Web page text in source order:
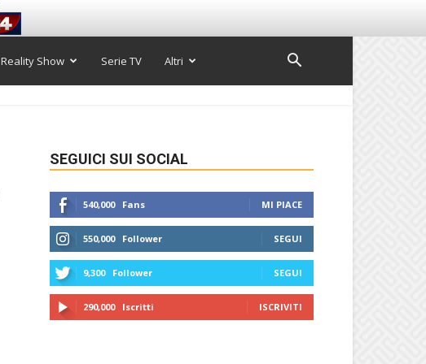
Reality Show Serie TV Altri
SEGUICI SUI SOCIAL
540,000 Fans MI PIACE
550,000 Follower SEGUI
9,300 Follower SEGUI
290,000 Iscritti ISCRIVITI